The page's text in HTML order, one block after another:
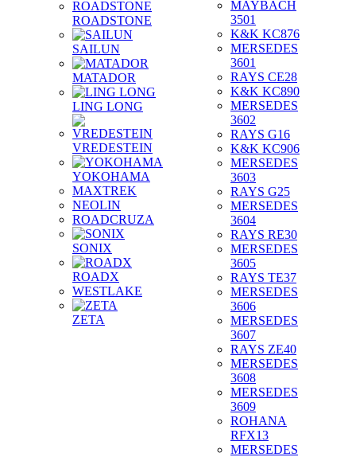
ROADSTONE
SAILUN
MATADOR
LING LONG
VREDESTEIN
YOKOHAMA
MAXTREK
NEOLIN
ROADCRUZA
SONIX
ROADX
WESTLAKE
ZETA
MAYBACH
3501
K&K KC876
MERSEDES
3601
RAYS CE28
K&K KC890
MERSEDES
3602
RAYS G16
K&K KC906
MERSEDES
3603
RAYS G25
MERSEDES
3604
RAYS RE30
MERSEDES
3605
RAYS TE37
MERSEDES
3606
MERSEDES
3607
RAYS ZE40
MERSEDES
3608
MERSEDES
3609
ROHANA
RFX13
MERSEDES